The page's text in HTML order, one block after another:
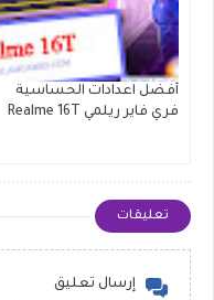
أفضل اعدادات الحساسية
فري فاير ريلمي Realme 16T
تعليقات
إرسال تعليق